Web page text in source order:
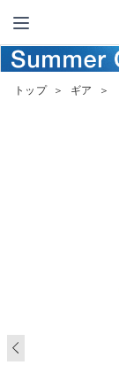
トップ ＞ ギア ＞